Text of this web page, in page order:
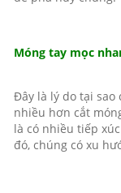
Móng tay mọc
Đây là lý do tại sao
nhiều hơn cắt
là có nhiều tiếp
đó, chúng có xu